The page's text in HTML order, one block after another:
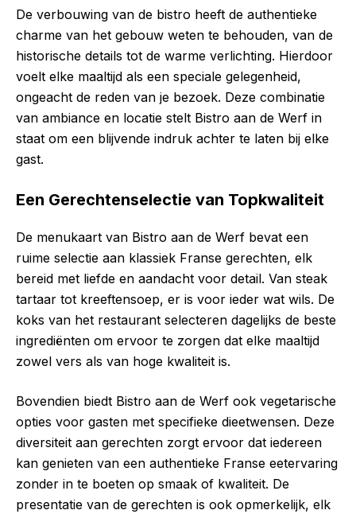
De verbouwing van de bistro heeft de authentieke
charme van het gebouw weten te behouden, van de
historische details tot de warme verlichting. Hierdoor
voelt elke maaltijd als een speciale gelegenheid,
ongeacht de reden van je bezoek. Deze combinatie
van ambiance en locatie stelt Bistro aan de Werf in
staat om een blijvende indruk achter te laten bij elke
gast.
Een Gerechtenselectie van Topkwaliteit
De menukaart van Bistro aan de Werf bevat een
ruime selectie aan klassiek Franse gerechten, elk
bereid met liefde en aandacht voor detail. Van steak
tartaar tot kreeftensoep, er is voor ieder wat wils. De
koks van het restaurant selecteren dagelijks de beste
ingrediënten om ervoor te zorgen dat elke maaltijd
zowel vers als van hoge kwaliteit is.
Bovendien biedt Bistro aan de Werf ook vegetarische
opties voor gasten met specifieke dieetwensen. Deze
diversiteit aan gerechten zorgt ervoor dat iedereen
kan genieten van een authentieke Franse eetervaring
zonder in te boeten op smaak of kwaliteit. De
presentatie van de gerechten is ook opmerkelijk, elk